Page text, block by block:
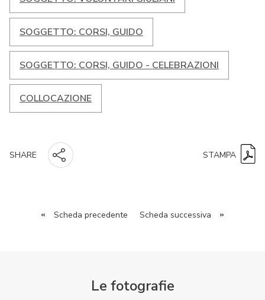
SOGGETTO: CORSI, GUIDO
SOGGETTO: CORSI, GUIDO - CELEBRAZIONI
COLLOCAZIONE
SHARE STAMPA
« Scheda precedente Scheda successiva »
Le fotografie